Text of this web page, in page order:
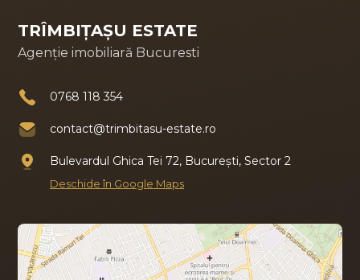
TRÎMBIȚAȘU ESTATE
Agenție imobiliară Bucuresti
0768 118 354
contact@trimbitasu-estate.ro
Bulevardul Ghica Tei 72, București, Sector 2
Deschide în Google Maps